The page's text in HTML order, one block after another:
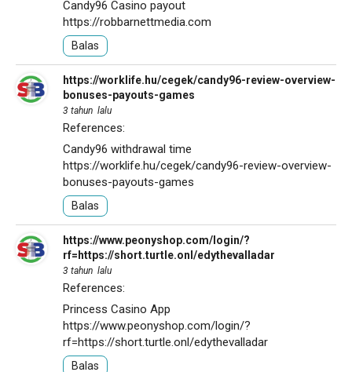
Candy96 Casino payout
https://robbarnettmedia.com
Balas
https://worklife.hu/cegek/candy96-review-overview-
bonuses-payouts-games
3 tahun lalu
References:
Candy96 withdrawal time
https://worklife.hu/cegek/candy96-review-overview-
bonuses-payouts-games
Balas
https://www.peonyshop.com/login/?
rf=https://short.turtle.onl/edythevalladar
3 tahun lalu
References:
Princess Casino App
https://www.peonyshop.com/login/?
rf=https://short.turtle.onl/edythevalladar
Balas